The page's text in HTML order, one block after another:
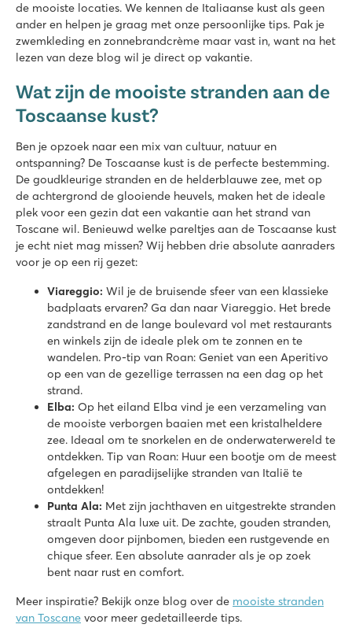
de mooiste locaties. We kennen de Italiaanse kust als geen
ander en helpen je graag met onze persoonlijke tips. Pak je
zwemkleding en zonnebrandcrème maar vast in, want na het
lezen van deze blog wil je direct op vakantie.
Wat zijn de mooiste stranden aan de
Toscaanse kust?
Ben je opzoek naar een mix van cultuur, natuur en
ontspanning? De Toscaanse kust is de perfecte bestemming.
De goudkleurige stranden en de helderblauwe zee, met op
de achtergrond de glooiende heuvels, maken het de ideale
plek voor een gezin dat een vakantie aan het strand van
Toscane wil. Benieuwd welke pareltjes aan de Toscaanse kust
je echt niet mag missen? Wij hebben drie absolute aanraders
voor je op een rij gezet:
Viareggio: Wil je de bruisende sfeer van een klassieke
badplaats ervaren? Ga dan naar Viareggio. Het brede
zandstrand en de lange boulevard vol met restaurants
en winkels zijn de ideale plek om te zonnen en te
wandelen. Pro-tip van Roan: Geniet van een Aperitivo
op een van de gezellige terrassen na een dag op het
strand.
Elba: Op het eiland Elba vind je een verzameling van
de mooiste verborgen baaien met een kristalheldere
zee. Ideaal om te snorkelen en de onderwaterwereld te
ontdekken. Tip van Roan: Huur een bootje om de meest
afgelegen en paradijselijke stranden van Italië te
ontdekken!
Punta Ala: Met zijn jachthaven en uitgestrekte stranden
straalt Punta Ala luxe uit. De zachte, gouden stranden,
omgeven door pijnbomen, bieden een rustgevende en
chique sfeer. Een absolute aanrader als je op zoek
bent naar rust en comfort.
Meer inspiratie? Bekijk onze blog over de mooiste stranden
van Toscane voor meer gedetailleerde tips.